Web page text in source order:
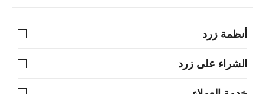
أنظمة زرد
الشراء على زرد